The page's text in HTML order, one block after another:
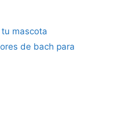
mascota
de bach para